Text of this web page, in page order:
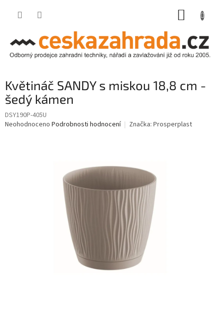
Květináč SANDY s miskou 18,8 cm -
šedý kámen
DSY190P-405U
Průměrné
Neohodnoceno Podrobnosti hodnocení Značka: Prosperplast